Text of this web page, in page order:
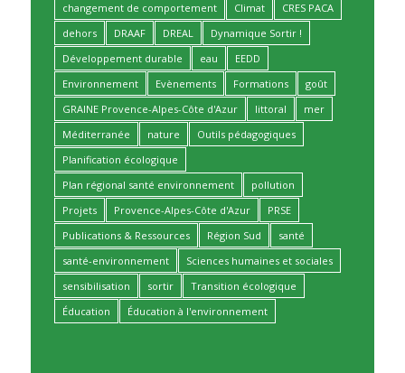
changement de comportement
Climat
CRES PACA
dehors
DRAAF DREAL
Dynamique Sortir !
Développement durable
eau
EEDD
Environnement
Evènements Formations
goût
GRAINE Provence-Alpes-Côte d'Azur
littoral
mer
Méditerranée
nature
Outils pédagogiques
Planification écologique
Plan régional santé environnement
pollution
Projets
Provence-Alpes-Côte d'Azur
PRSE
Publications & Ressources
Région Sud
santé
santé-environnement
Sciences humaines et sociales
sensibilisation
sortir
Transition écologique
Éducation
Éducation à l'environnement